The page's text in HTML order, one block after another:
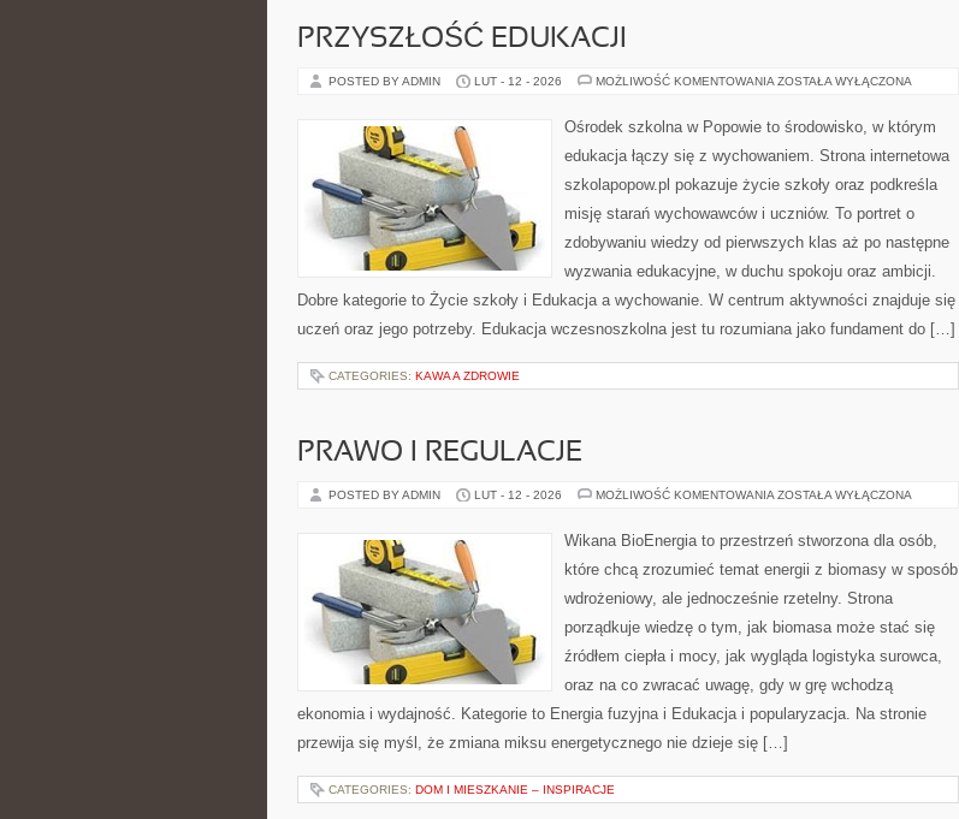
PRZYSZŁOŚĆ EDUKACJI
POSTED BY ADMIN LUT - 12 - 2026 MOŻLIWOŚĆ KOMENTOWANIA PRZYSZŁOŚĆ
ZOSTAŁA WYŁĄCZONA
Ośrodek szkolna w Popowie to środowisko, w którym
edukacja łączy się z wychowaniem. Strona internetowa
szkolapopow.pl pokazuje życie szkoły oraz podkreśla
misję starań wychowawców i uczniów. To portret o
zdobywaniu wiedzy od pierwszych klas aż po następne
wyzwania edukacyjne, w duchu spokoju oraz ambicji.
Dobre kategorie to Życie szkoły i Edukacja a wychowanie. W centrum aktywności znajduje się
uczeń oraz jego potrzeby. Edukacja wczesnoszkolna jest tu rozumiana jako fundament do […]
CATEGORIES: KAWA A ZDROWIE
PRAWO I REGULACJE
POSTED BY ADMIN LUT - 12 - 2026 MOŻLIWOŚĆ KOMENTOWANIA PRAWO
ZOSTAŁA WYŁĄCZONA
Wikana BioEnergia to przestrzeń stworzona dla osób,
które chcą zrozumieć temat energii z biomasy w sposób
wdrożeniowy, ale jednocześnie rzetelny. Strona
porządkuje wiedzę o tym, jak biomasa może stać się
źródłem ciepła i mocy, jak wygląda logistyka surowca,
oraz na co zwracać uwagę, gdy w grę wchodzą
ekonomia i wydajność. Kategorie to Energia fuzyjna i Edukacja i popularyzacja. Na stronie
przewija się myśl, że zmiana miksu energetycznego nie dzieje się […]
CATEGORIES: DOM I MIESZKANIE – INSPIRACJE